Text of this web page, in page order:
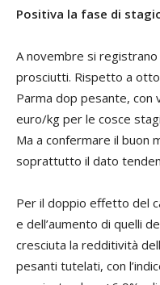
Positiva la fase di
A novembre si
prosciutti. Rispetto a
Parma dop pesante, con
euro/kg per le cosce
Ma a confermare il buon
soprattutto il dato
Per il doppio effetto del
e dell’aumento di quelli
cresciuta la redditività
pesanti tutelati, con